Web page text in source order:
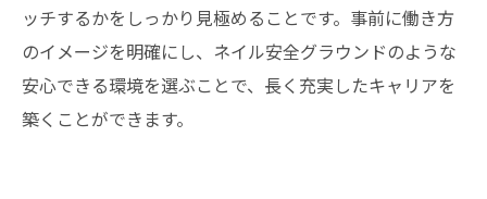
ッチするかをしっかり見極めることです。事前に働き方
のイメージを明確にし、ネイル安全グラウンドのような
安心できる環境を選ぶことで、長く充実したキャリアを
築くことができます。